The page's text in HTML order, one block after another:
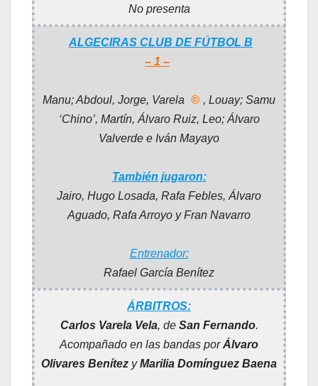
No presenta
ALGECIRAS CLUB DE FÚTBOL B
– 1 –
Manu; Abdoul, Jorge, Varela © , Louay; Samu
‘Chino’, Martín, Álvaro Ruiz, Leo; Álvaro
Valverde e Iván Mayayo
También jugaron:
Jairo, Hugo Losada, Rafa Febles, Álvaro
Aguado, Rafa Arroyo y Fran Navarro
Entrenador:
Rafael García Benítez
ÁRBITROS:
Carlos Varela Vela, de San Fernando.
Acompañado en las bandas porÁlvaro
Olivares Benítez yMarilia Domínguez Baena